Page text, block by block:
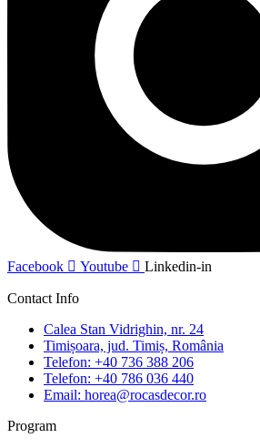
Facebook Youtube Linkedin-in
Contact Info
Calea Stan Vidrighin, nr. 24
Timișoara, jud. Timiș, România
Telefon: +40 736 388 206
Telefon: +40 786 036 440
Email: horea@rocasdecor.ro
Program